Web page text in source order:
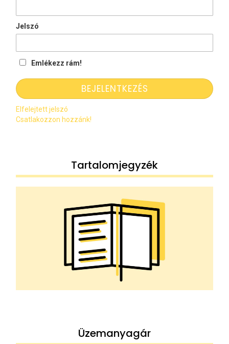
Jelszó
Emlékezz rám!
Elfelejtett jelszó
Csatlakozzon hozzánk!
Tartalomjegyzék
Üzemanyagár